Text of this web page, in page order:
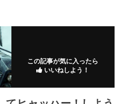
この記事が気に入ったら
いいねしよう！